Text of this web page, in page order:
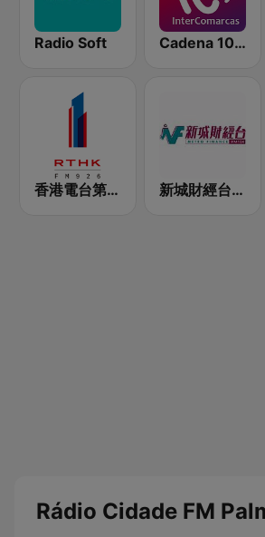
Radio Soft Cadena 100 InterComarcas
香港電台第一台 RTHK Radio 1 新城財經台 Metro Finance FM104
Rádio Cidade FM